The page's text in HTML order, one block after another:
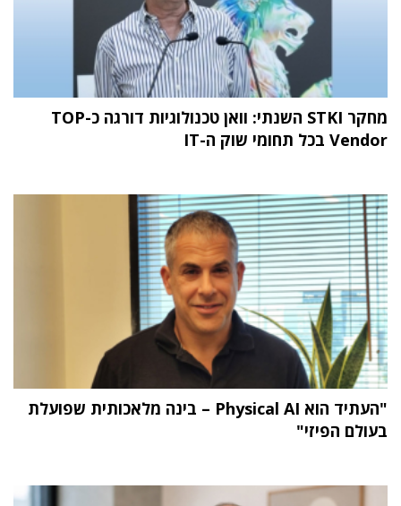
מחקר STKI השנתי: וואן טכנולוגיות דורגה כ-TOP
Vendor בכל תחומי שוק ה-IT
"העתיד הוא Physical AI – בינה מלאכותית שפועלת
בעולם הפיזי"